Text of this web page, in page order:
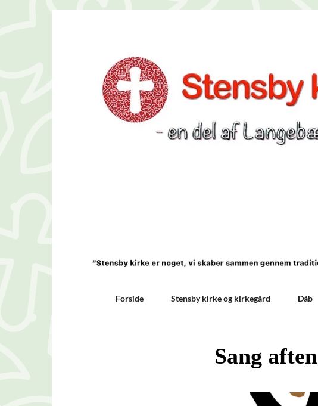
Forside Stensby kirke og kirkegård Dåb
Sang aften